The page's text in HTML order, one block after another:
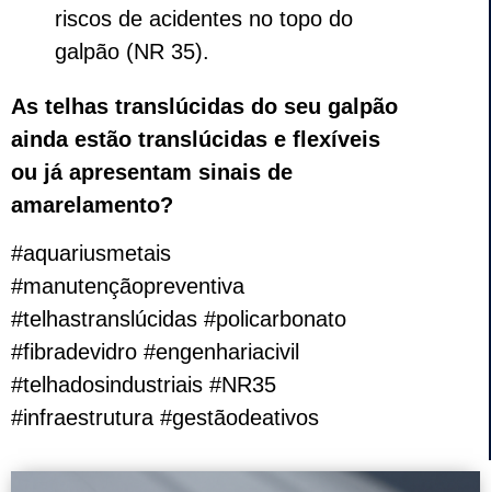
riscos de acidentes no topo do
galpão (NR 35).
As telhas translúcidas do seu galpão
ainda estão translúcidas e flexíveis
ou já apresentam sinais de
amarelamento?
#aquariusmetais
#manutençãopreventiva
#telhastranslúcidas #policarbonato
#fibradevidro #engenhariacivil
#telhadosindustriais #NR35
#infraestrutura #gestãodeativos